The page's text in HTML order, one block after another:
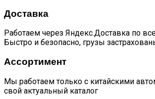
Доставка
Работаем через Яндекс.Доставка по
Быстро и безопасно, грузы
Ассортимент
Мы работаем только с китайскими
свой актуальный каталог